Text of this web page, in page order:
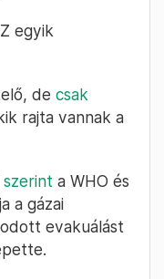
egyik
de csak
rajta vannak a
szerint a WHO és
a gázai
evakuálást